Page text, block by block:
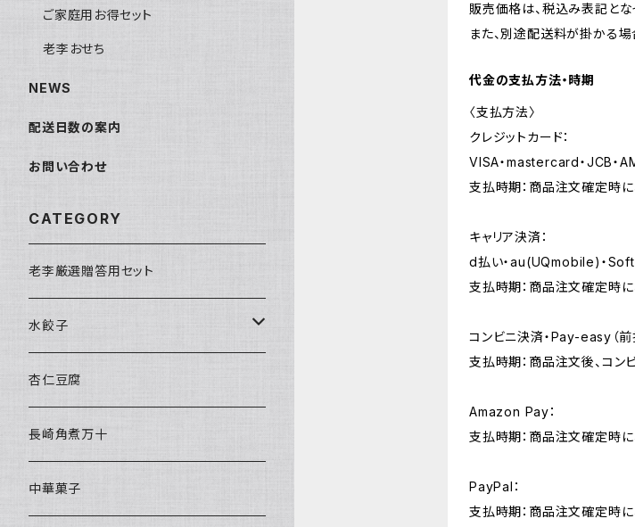
販売価格は、税込み表記とな
また、別途配送料が掛かる場
代金の支払方法・時期
〈支払方法〉
クレジットカード：
VISA・mastercard・JCB・
支払時期：商品注文確定時に
キャリア決済：
d払い・au(UQmobile)・
支払時期：商品注文確定時に
コンビニ決済・Pay-easy（前
支払時期：商品注文後、コン
Amazon Pay：
支払時期：商品注文確定時に
PayPal：
支払時期：商品注文確定時に
ご家庭用お得セット
老李おせち
NEWS
配送日数の案内
お問い合わせ
CATEGORY
老李厳選贈答用セット
水餃子
水餃子２種セット
杏仁豆腐
長崎角煮万十
中華菓子